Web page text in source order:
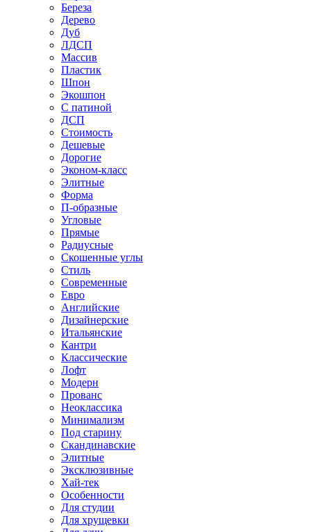
Береза
Дерево
Дуб
ЛДСП
Массив
Пластик
Шпон
Экошпон
С патиной
ДСП
Стоимость
Дешевые
Дорогие
Эконом-класс
Элитные
Форма
П-образные
Угловые
Прямые
Радиусные
Скошенные углы
Стиль
Современные
Евро
Английские
Дизайнерские
Итальянские
Кантри
Классические
Лофт
Модерн
Прованс
Неоклассика
Минимализм
Под старину
Скандинавские
Элитные
Эксклюзивные
Хай-тек
Особенности
Для студии
Для хрущевки